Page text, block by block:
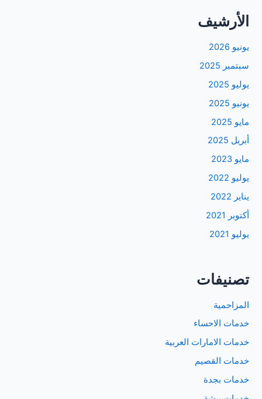
الأرشيف
يونيو 2026
سبتمبر 2025
يوليو 2025
يونيو 2025
مايو 2025
أبريل 2025
مايو 2023
يوليو 2022
يناير 2022
أكتوبر 2021
يوليو 2021
تصنيفات
المزاحمية
خدمات الاحساء
خدمات الامارات العربية
خدمات القصيم
خدمات بجدة